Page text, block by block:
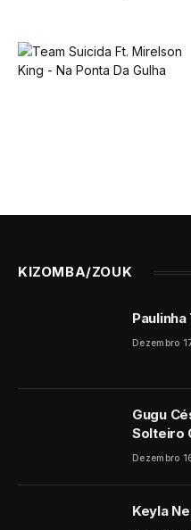
KIZOMBA/ZOUK
Dezembro
Gugu
Solteiro
Dezembro
Keyla